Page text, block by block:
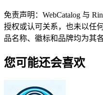
免责声明：WebCatalog 与
授权或认可关系，也未以任
品名称、徽标和品牌均为其
您可能还会喜欢